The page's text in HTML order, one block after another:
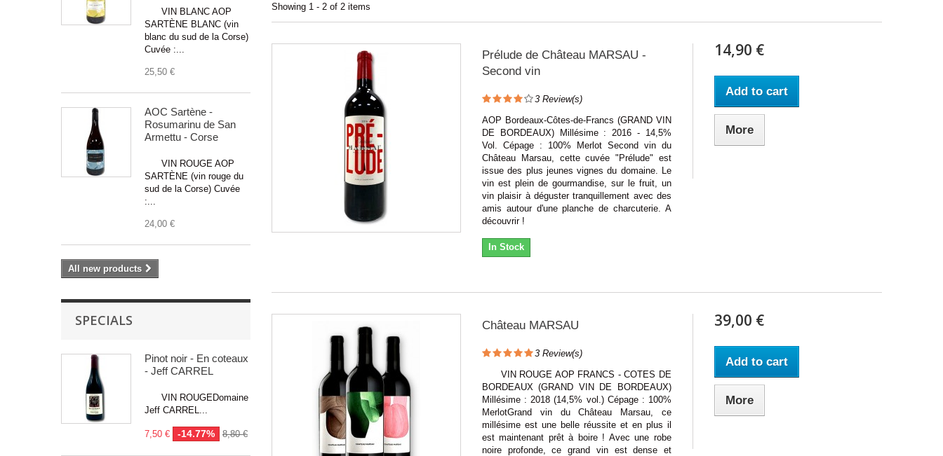
VIN BLANC AOP
SARTÈNE BLANC (vin
blanc du sud de la Corse)
Cuvée :...
25,50 €
AOC Sartène -
Rosumarinu de San
Armettu - Corse
VIN ROUGE AOP
SARTÈNE (vin rouge du
sud de la Corse) Cuvée
:...
24,00 €
All new products
SPECIALS
Pinot noir - En coteaux
- Jeff CARREL
VIN ROUGEDomaine
Jeff CARREL...
7,50 € -14.77% 8,80 €
Showing 1 - 2 of 2 items
Prélude de Château MARSAU -
Second vin
3Review(s)
AOP Bordeaux-Côtes-de-Francs (GRAND VIN
DE BORDEAUX) Millésime : 2016 - 14,5%
Vol. Cépage : 100% Merlot Second vin du
Château Marsau, cette cuvée "Prélude" est
issue des plus jeunes vignes du domaine. Le
vin est plein de gourmandise, sur le fruit, un
vin plaisir à déguster tranquillement avec des
amis autour d'une planche de charcuterie. A
découvrir !
In Stock
14,90 €
Add to cart
More
Château MARSAU
3Review(s)
VIN ROUGE AOP FRANCS - COTES DE
BORDEAUX (GRAND VIN DE BORDEAUX)
Millésime : 2018 (14,5% vol.) Cépage : 100%
MerlotGrand vin du Château Marsau, ce
millésime est une belle réussite et en plus il
est maintenant prêt à boire ! Avec une robe
noire profonde, ce grand vin est dense et
39,00 €
Add to cart
More